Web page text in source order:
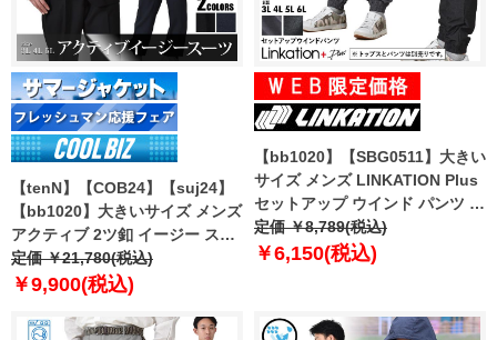
【tenN】【COB24】【suj24】
【bb1020】大きいサイズ メンズ
アクティブ 2ツ釦 イージー スー
ツ カジュアルスーツ アスレジャ
ースーツ 28282829 【uk0312】
定価 ￥21,780(税込)
￥9,900(税込)
【bb1020】【SBG0511】大きい
サイズ メンズ LINKATION Plus
セットアップ ウインド パンツ 撥
水加工 アスレジャー スポーツウ
ェア la-swp230103t
定価 ￥8,789(税込)
￥6,150(税込)